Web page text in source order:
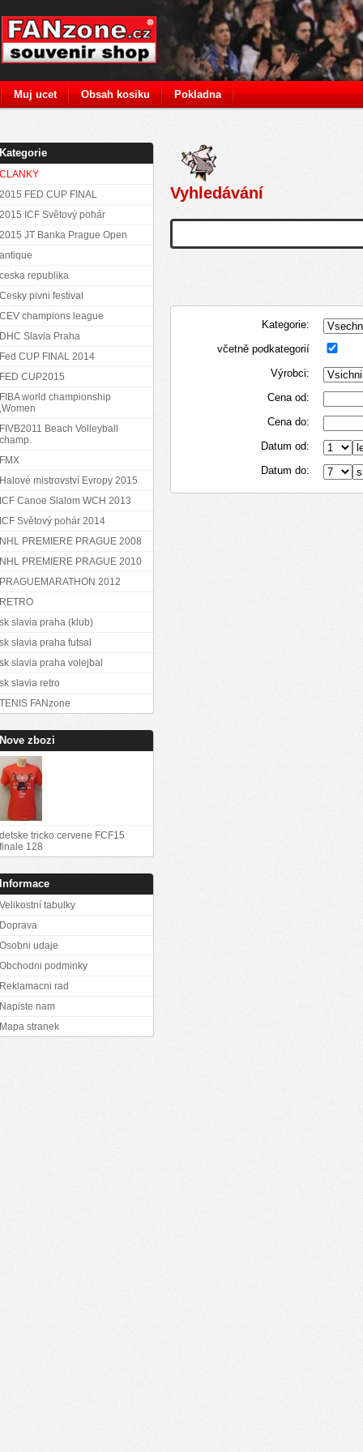
Vyhledávání
Kategorie:
včetně podkategorií
Výrobci:
Cena od:
Cena do:
Datum od:
Datum do:
Kategorie
CLANKY
2015 FED CUP FINAL
2015 ICF Světový pohár
2015 JT Banka Prague Open
antique
ceska republika
Cesky pivni festival
CEV champions league
DHC Slavia Praha
Fed CUP FINAL 2014
FED CUP2015
FIBA world championship
,Women
FIVB2011 Beach Volleyball
champ.
FMX
Halové mistrovství Evropy 2015
ICF Canoe Slalom WCH 2013
ICF Světový pohár 2014
NHL PREMIERE PRAGUE 2008
NHL PREMIERE PRAGUE 2010
PRAGUEMARATHON 2012
RETRO
sk slavia praha (klub)
sk slavia praha futsal
sk slavia praha volejbal
sk slavia retro
TENIS FANzone
Nove zbozi
detske tricko cervene FCF15
finale 128
Informace
Velikostní tabulky
Doprava
Osobni udaje
Obchodni podminky
Reklamacni rad
Napiste nam
Mapa stranek
Muj ucet Obsah kosiku Pokladna